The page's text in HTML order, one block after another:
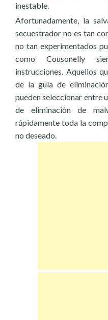
inestable.
Afortunadamente, la
secuestrador no es tan
no tan experimentados
como Cousonelly
instrucciones. Aquellos
de la guía de
pueden seleccionar entre
de eliminación de
rápidamente toda la
no deseado.